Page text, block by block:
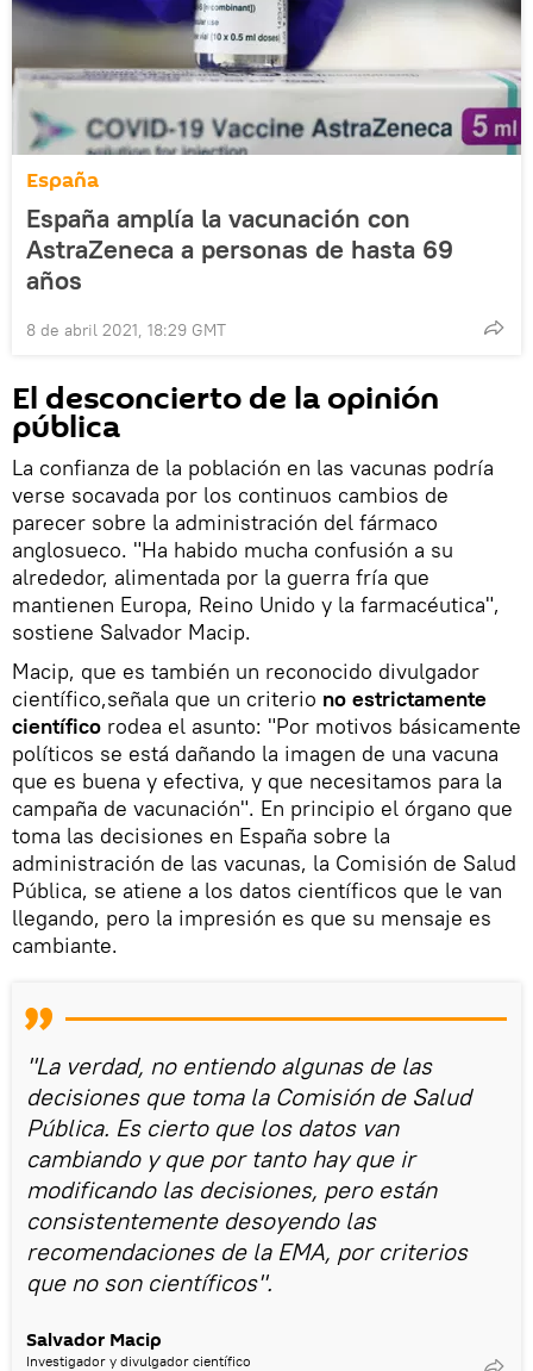
España
España amplía la vacunación con
AstraZeneca a personas de hasta 69
años
8 de abril 2021, 18:29 GMT
El desconcierto de la opinión
pública
La confianza de la población en las vacunas podría
verse socavada por los continuos cambios de
parecer sobre la administración del fármaco
anglosueco. "Ha habido mucha confusión a su
alrededor, alimentada por la guerra fría que
mantienen Europa, Reino Unido y la farmacéutica",
sostiene Salvador Macip.
Macip, que es también un reconocido divulgador
científico,señala que un criterio no estrictamente
científico rodea el asunto: "Por motivos básicamente
políticos se está dañando la imagen de una vacuna
que es buena y efectiva, y que necesitamos para la
campaña de vacunación". En principio el órgano que
toma las decisiones en España sobre la
administración de las vacunas, la Comisión de Salud
Pública, se atiene a los datos científicos que le van
llegando, pero la impresión es que su mensaje es
cambiante.
"La verdad, no entiendo algunas de las
decisiones que toma la Comisión de Salud
Pública. Es cierto que los datos van
cambiando y que por tanto hay que ir
modificando las decisiones, pero están
consistentemente desoyendo las
recomendaciones de la EMA, por criterios
que no son científicos".
Salvador Macip
Investigador y divulgador científico